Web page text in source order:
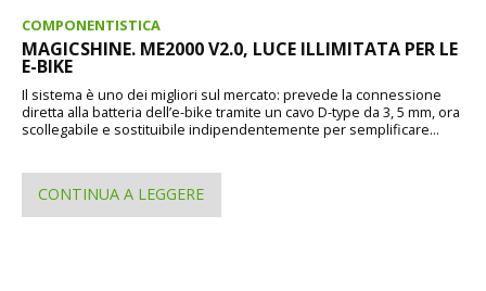
COMPONENTISTICA
MAGICSHINE. ME2000 V2.0, LUCE ILLIMITATA PER LE
E-BIKE
Il sistema è uno dei migliori sul mercato: prevede la connessione
diretta alla batteria dell’e-bike tramite un cavo D-type da 3, 5 mm, ora
scollegabile e sostituibile indipendentemente per semplificare...
CONTINUA A LEGGERE